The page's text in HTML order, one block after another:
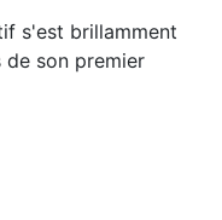
s'est brillamment
son premier